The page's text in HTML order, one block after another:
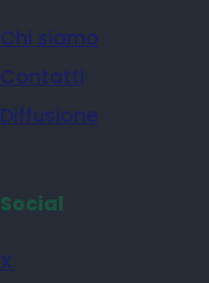
Chi siamo
Contatti
Diffusione
Social
X